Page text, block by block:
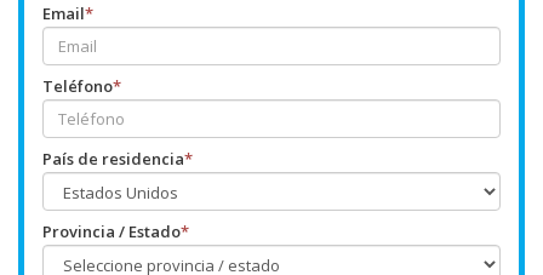
Email*
Teléfono*
País de residencia*
Provincia / Estado*